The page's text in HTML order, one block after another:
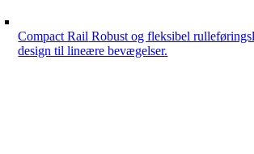
Compact Rail Robust og fleksibel
design til lineære bevægelser.